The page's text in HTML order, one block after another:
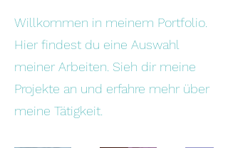
Willkommen in meinem Portfolio.
Hier findest du eine Auswahl
meiner Arbeiten. Sieh dir meine
Projekte an und erfahre mehr über
meine Tätigkeit.